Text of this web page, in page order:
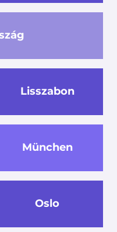
Lisszabon
München
Oslo